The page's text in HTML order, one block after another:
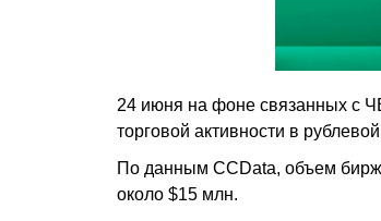
24 июня на фоне связанных с
торговой активности в
По данным CCData, объем
около $15 млн.